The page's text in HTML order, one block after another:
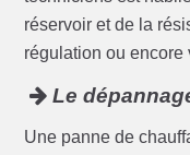
réservoir et de la
régulation ou encore
Le
Une panne de